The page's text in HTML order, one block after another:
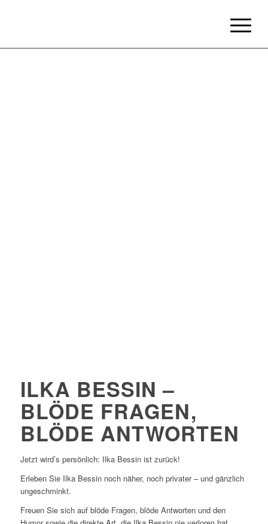
ILKA BESSIN –
BLÖDE FRAGEN,
BLÖDE ANTWORTEN
Jetzt wird’s persönlich: Ilka Bessin ist zurück!
Erleben Sie Ilka Bessin noch näher, noch privater – und gänzlich
ungeschminkt.
Freuen Sie sich auf blöde Fragen, blöde Antworten und den